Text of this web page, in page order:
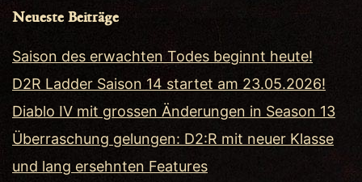
Neueste Beiträge
Saison des erwachten Todes beginnt heute!
D2R Ladder Saison 14 startet am 23.05.2026!
Diablo IV mit grossen Änderungen in Season 13
Überraschung gelungen: D2:R mit neuer Klasse
und lang ersehnten Features